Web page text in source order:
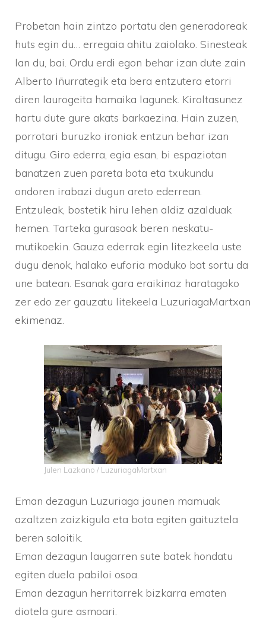
Probetan hain zintzo portatu den generadoreak
huts egin du… erregaia ahitu zaiolako. Sinesteak
lan du, bai. Ordu erdi egon behar izan dute zain
Alberto Iñurrategik eta bera entzutera etorri
diren laurogeita hamaika lagunek. Kiroltasunez
hartu dute gure akats barkaezina. Hain zuzen,
porrotari buruzko ironiak entzun behar izan
ditugu. Giro ederra, egia esan, bi espaziotan
banatzen zuen pareta bota eta txukundu
ondoren irabazi dugun areto ederrean.
Entzuleak, bostetik hiru lehen aldiz azalduak
hemen. Tarteka gurasoak beren neskatu-
mutikoekin. Gauza ederrak egin litezkeela uste
dugu denok, halako euforia moduko bat sortu da
une batean. Esanak gara eraikinaz haratagoko
zer edo zer gauzatu litekeela LuzuriagaMartxan
ekimenaz.
Julen Lazkano / LuzuriagaMartxan
Eman dezagun Luzuriaga jaunen mamuak
azaltzen zaizkigula eta bota egiten gaituztela
beren saloitik.
Eman dezagun laugarren sute batek hondatu
egiten duela pabiloi osoa.
Eman dezagun herritarrek bizkarra ematen
diotela gure asmoari.